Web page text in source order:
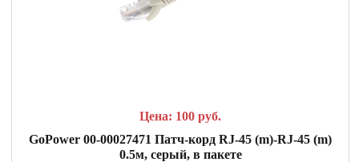
Цена: 100 руб.
GoPower 00-00027471 Патч-корд RJ-45 (m)-RJ-45 (m)
0.5м, серый, в пакете